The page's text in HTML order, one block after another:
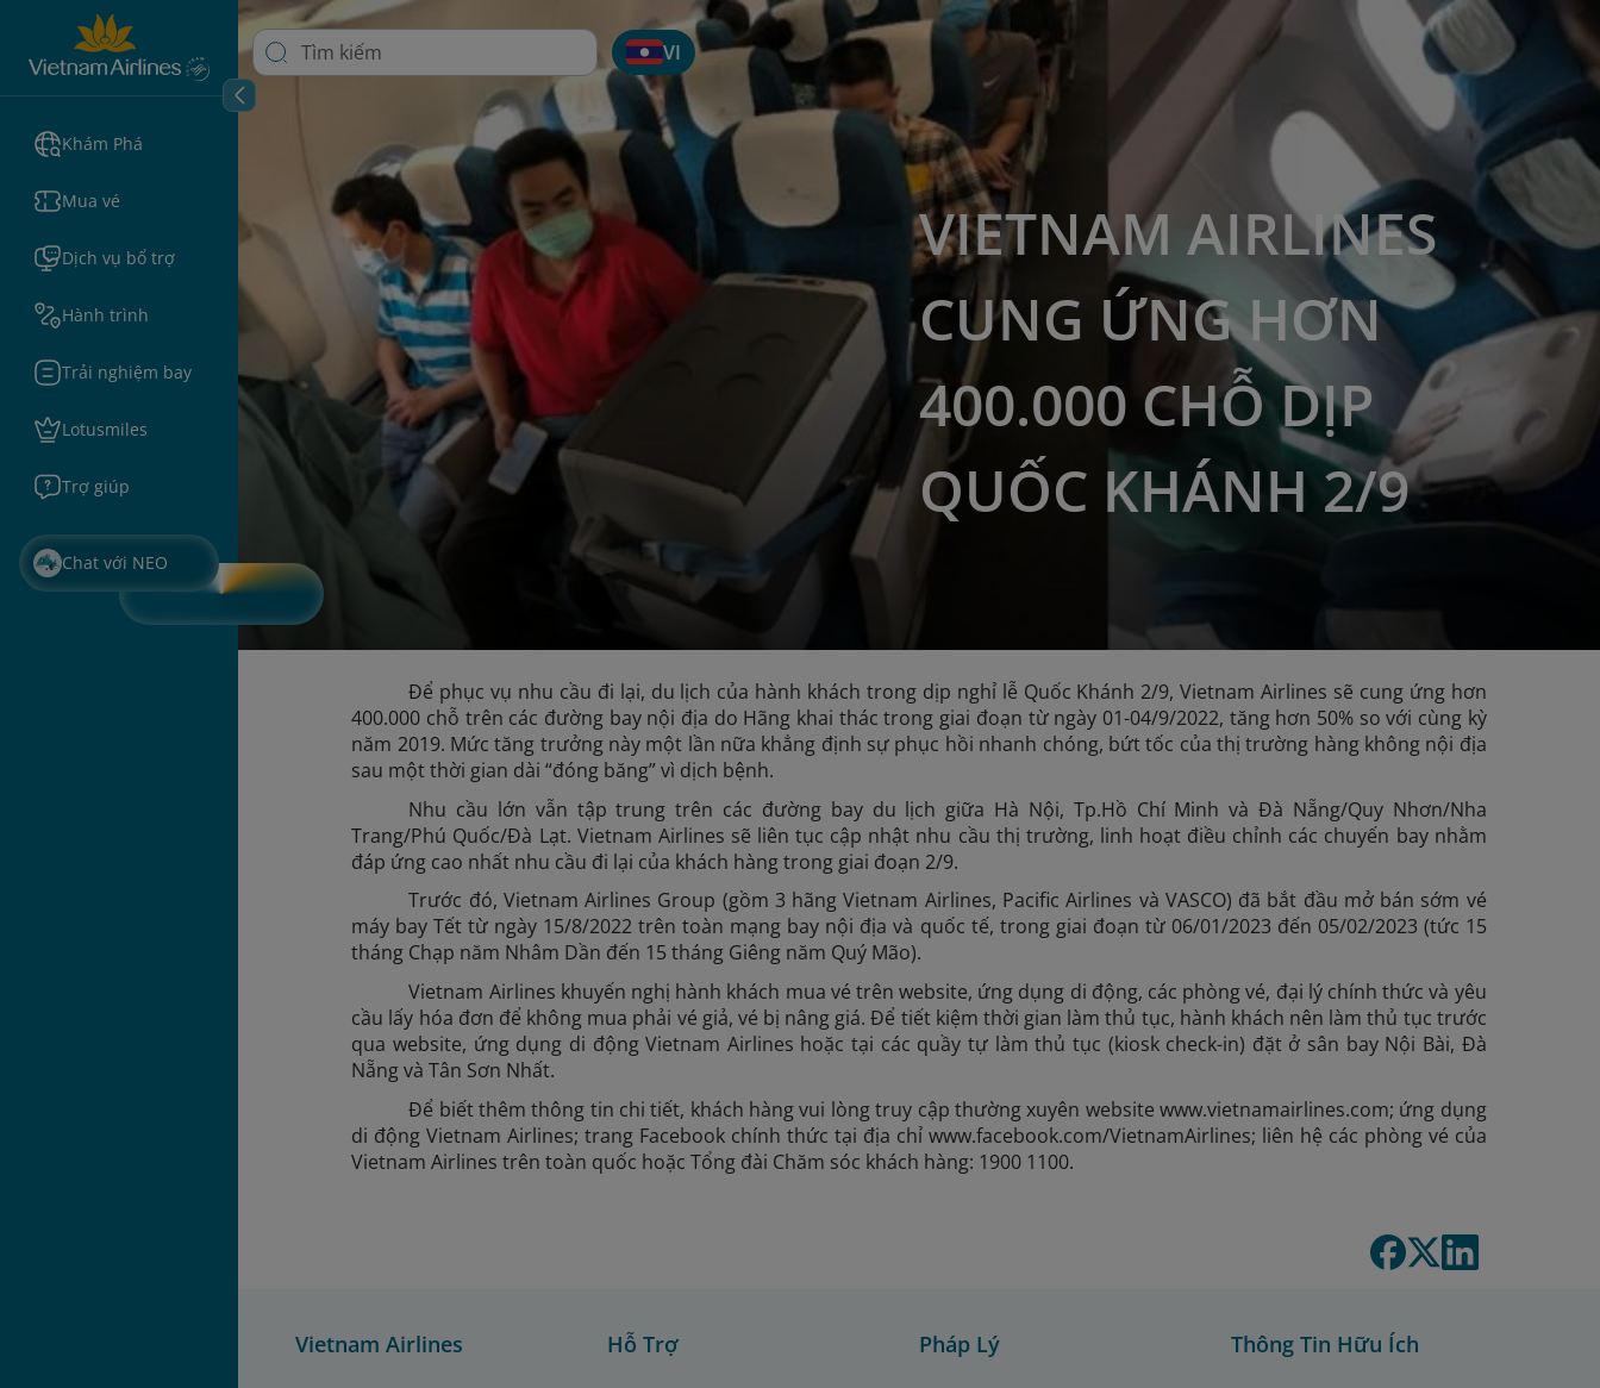
Khám Phá
Mua vé
Dịch vụ bổ trợ
Hành trình
Trải nghiệm bay
Lotusmiles
Trợ giúp
Chat với NEO
VI
VIETNAM AIRLINES
CUNG ỨNG HƠN
400.000 CHỖ DỊP
QUỐC KHÁNH 2/9
Để phục vụ nhu cầu đi lại, du lịch của hành khách trong dịp nghỉ lễ Quốc Khánh 2/9, Vietnam Airlines sẽ cung ứng hơn
400.000 chỗ trên các đường bay nội địa do Hãng khai thác trong giai đoạn từ ngày 01-04/9/2022, tăng hơn 50% so với cùng kỳ
năm 2019. Mức tăng trưởng này một lần nữa khẳng định sự phục hồi nhanh chóng, bứt tốc của thị trường hàng không nội địa
sau một thời gian dài “đóng băng” vì dịch bệnh.
Nhu cầu lớn vẫn tập trung trên các đường bay du lịch giữa Hà Nội, Tp.Hồ Chí Minh và Đà Nẵng/Quy Nhơn/Nha
Trang/Phú Quốc/Đà Lạt. Vietnam Airlines sẽ liên tục cập nhật nhu cầu thị trường, linh hoạt điều chỉnh các chuyến bay nhằm
đáp ứng cao nhất nhu cầu đi lại của khách hàng trong giai đoạn 2/9.
Trước đó, Vietnam Airlines Group (gồm 3 hãng Vietnam Airlines, Pacific Airlines và VASCO) đã bắt đầu mở bán sớm vé
máy bay Tết từ ngày 15/8/2022 trên toàn mạng bay nội địa và quốc tế, trong giai đoạn từ 06/01/2023 đến 05/02/2023 (tức 15
tháng Chạp năm Nhâm Dần đến 15 tháng Giêng năm Quý Mão).
Vietnam Airlines khuyến nghị hành khách mua vé trên website, ứng dụng di động, các phòng vé, đại lý chính thức và yêu
cầu lấy hóa đơn để không mua phải vé giả, vé bị nâng giá. Để tiết kiệm thời gian làm thủ tục, hành khách nên làm thủ tục trước
qua website, ứng dụng di động Vietnam Airlines hoặc tại các quầy tự làm thủ tục (kiosk check-in) đặt ở sân bay Nội Bài, Đà
Nẵng và Tân Sơn Nhất.
Để biết thêm thông tin chi tiết, khách hàng vui lòng truy cập thường xuyên website www.vietnamairlines.com; ứng dụng
di động Vietnam Airlines; trang Facebook chính thức tại địa chỉ www.facebook.com/VietnamAirlines; liên hệ các phòng vé của
Vietnam Airlines trên toàn quốc hoặc Tổng đài Chăm sóc khách hàng: 1900 1100.
Vietnam Airlines Hỗ Trợ Pháp Lý Thông Tin Hữu Ích